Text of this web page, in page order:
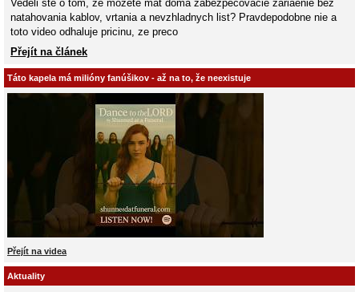
Vedeli ste o tom, ze mozete mat doma zabezpecovacie zariaenie bez
natahovania kablov, vrtania a nevzhladnych list? Pravdepodobne nie a
toto video odhaluje pricinu, ze preco
Přejít na článek
Táto kapela má milióny fanúšikov - až na to, že neexistuje
Přejít na videa
Aktuality